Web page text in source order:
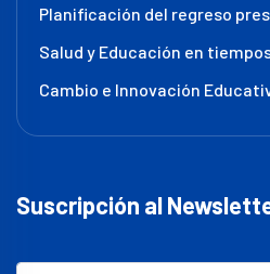
Planificación del regreso
Salud y Educación en
Cambio e Innovación
Suscripción al